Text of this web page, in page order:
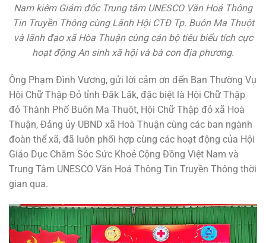
Nam kiêm Giám đốc Trung tâm UNESCO Văn Hoá Thông
Tin Truyền Thông cùng Lãnh Hội CTĐ Tp. Buôn Ma Thuột
và lãnh đạo xã Hòa Thuận cùng cán bộ tiêu biểu tích cực
hoạt động An sinh xã hội và bà con địa phương.
Ông Phạm Đình Vương, gửi lời cảm ơn đến Ban Thường Vụ
Hội Chữ Thập Đỏ tỉnh Đăk Lăk, đặc biệt là Hội Chữ Thập
đỏ Thành Phố Buôn Ma Thuột, Hội Chữ Thập đỏ xã Hoà
Thuận, Đảng ủy UBND xã Hoà Thuận cùng các ban ngành
đoàn thể xã, đã luôn phối hợp cùng các hoạt động của Hội
Giáo Dục Chăm Sóc Sức Khoẻ Cộng Đồng Việt Nam và
Trung Tâm UNESCO Văn Hoá Thông Tin Truyền Thông thời
gian qua.